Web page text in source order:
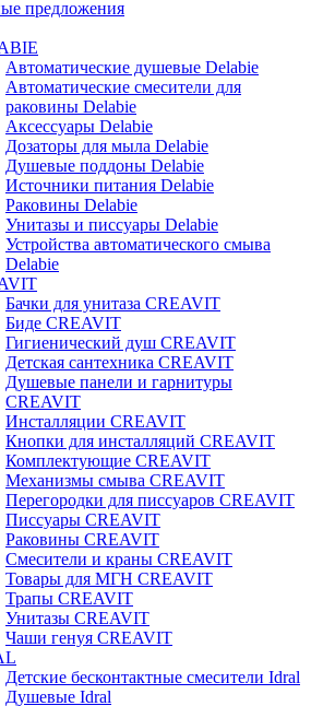
предложения
Автоматические душевые Delabie
Автоматические смесители для
раковины Delabie
Аксессуары Delabie
Дозаторы для мыла Delabie
Душевые поддоны Delabie
Источники питания Delabie
Раковины Delabie
Унитазы и писсуары Delabie
Устройства автоматического смыва
Delabie
Бачки для унитаза CREAVIT
Биде CREAVIT
Гигиенический душ CREAVIT
Детская сантехника CREAVIT
Душевые панели и гарнитуры
CREAVIT
Инсталляции CREAVIT
Кнопки для инсталляций CREAVIT
Комплектующие CREAVIT
Механизмы смыва CREAVIT
Перегородки для писсуаров CREAVIT
Писсуары CREAVIT
Раковины CREAVIT
Смесители и краны CREAVIT
Товары для МГН CREAVIT
Трапы CREAVIT
Унитазы CREAVIT
Чаши генуя CREAVIT
Детские бесконтактные смесители Idral
Душевые Idral